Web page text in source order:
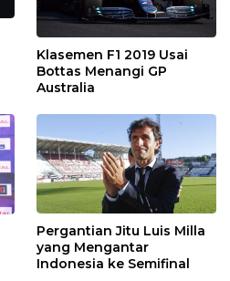
Klasemen F1 2019 Usai
Bottas Menangi GP
Australia
Pergantian Jitu Luis Milla
yang Mengantar
Indonesia ke Semifinal